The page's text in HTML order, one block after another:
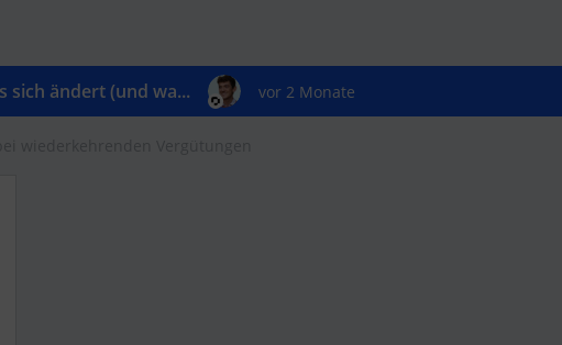
sich ändert (und wa... vor 2 Monate